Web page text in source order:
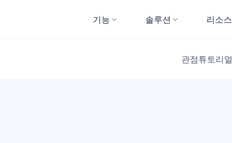
기능 솔루션 리소스
관점튜토리얼